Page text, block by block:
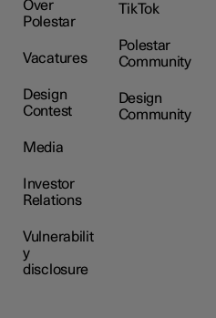
Over
Polestar
Vacatures
Design
Contest
Media
Investor
Relations
Vulnerabilit
y
disclosure
TikTok
Polestar
Community
Design
Community